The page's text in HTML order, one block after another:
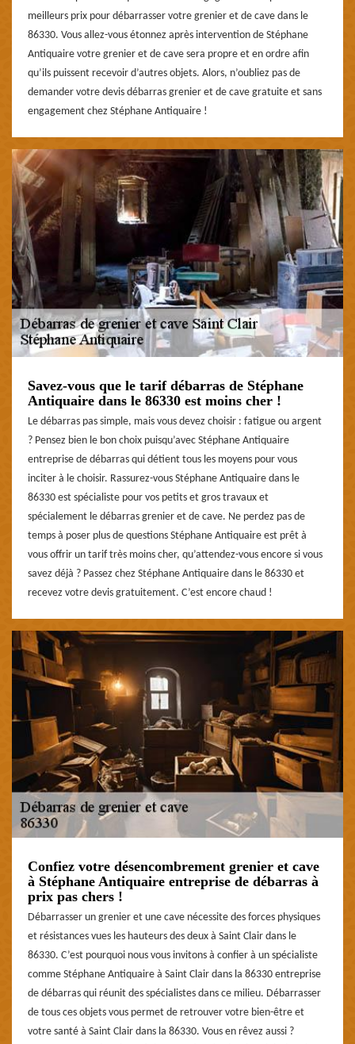
meilleurs prix pour débarrasser votre grenier et de cave dans le
86330. Vous allez-vous étonnez après intervention de Stéphane
Antiquaire votre grenier et de cave sera propre et en ordre afin
qu’ils puissent recevoir d’autres objets. Alors, n’oubliez pas de
demander votre devis débarras grenier et de cave gratuite et sans
engagement chez Stéphane Antiquaire !
Savez-vous que le tarif débarras de Stéphane
Antiquaire dans le 86330 est moins cher !
Le débarras pas simple, mais vous devez choisir : fatigue ou argent
? Pensez bien le bon choix puisqu’avec Stéphane Antiquaire
entreprise de débarras qui détient tous les moyens pour vous
inciter à le choisir. Rassurez-vous Stéphane Antiquaire dans le
86330 est spécialiste pour vos petits et gros travaux et
spécialement le débarras grenier et de cave. Ne perdez pas de
temps à poser plus de questions Stéphane Antiquaire est prêt à
vous offrir un tarif très moins cher, qu’attendez-vous encore si vous
savez déjà ? Passez chez Stéphane Antiquaire dans le 86330 et
recevez votre devis gratuitement. C’est encore chaud !
Confiez votre désencombrement grenier et cave
à Stéphane Antiquaire entreprise de débarras à
prix pas chers !
Débarrasser un grenier et une cave nécessite des forces physiques
et résistances vues les hauteurs des deux à Saint Clair dans le
86330. C’est pourquoi nous vous invitons à confier à un spécialiste
comme Stéphane Antiquaire à Saint Clair dans la 86330 entreprise
de débarras qui réunit des spécialistes dans ce milieu. Débarrasser
de tous ces objets vous permet de retrouver votre bien-être et
votre santé à Saint Clair dans la 86330. Vous en rêvez aussi ?